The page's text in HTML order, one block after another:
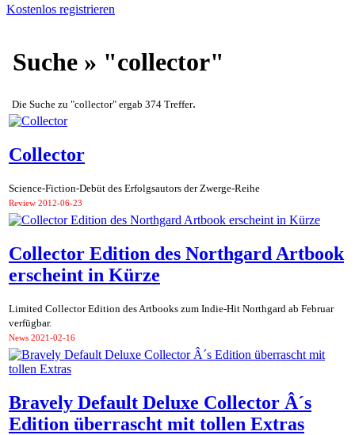
Kostenlos registrieren
Suche » "collector"
Die Suche zu "collector" ergab 374 Treffer.
Collector
Science-Fiction-Debüt des Erfolgsautors der Zwerge-Reihe
Review 2012-06-23
Collector Edition des Northgard Artbook
erscheint in Kürze
Limited Collector Edition des Artbooks zum Indie-Hit Northgard ab Februar
verfügbar.
News 2021-02-16
Bravely Default Deluxe Collector Â´s
Edition überrascht mit tollen Extras